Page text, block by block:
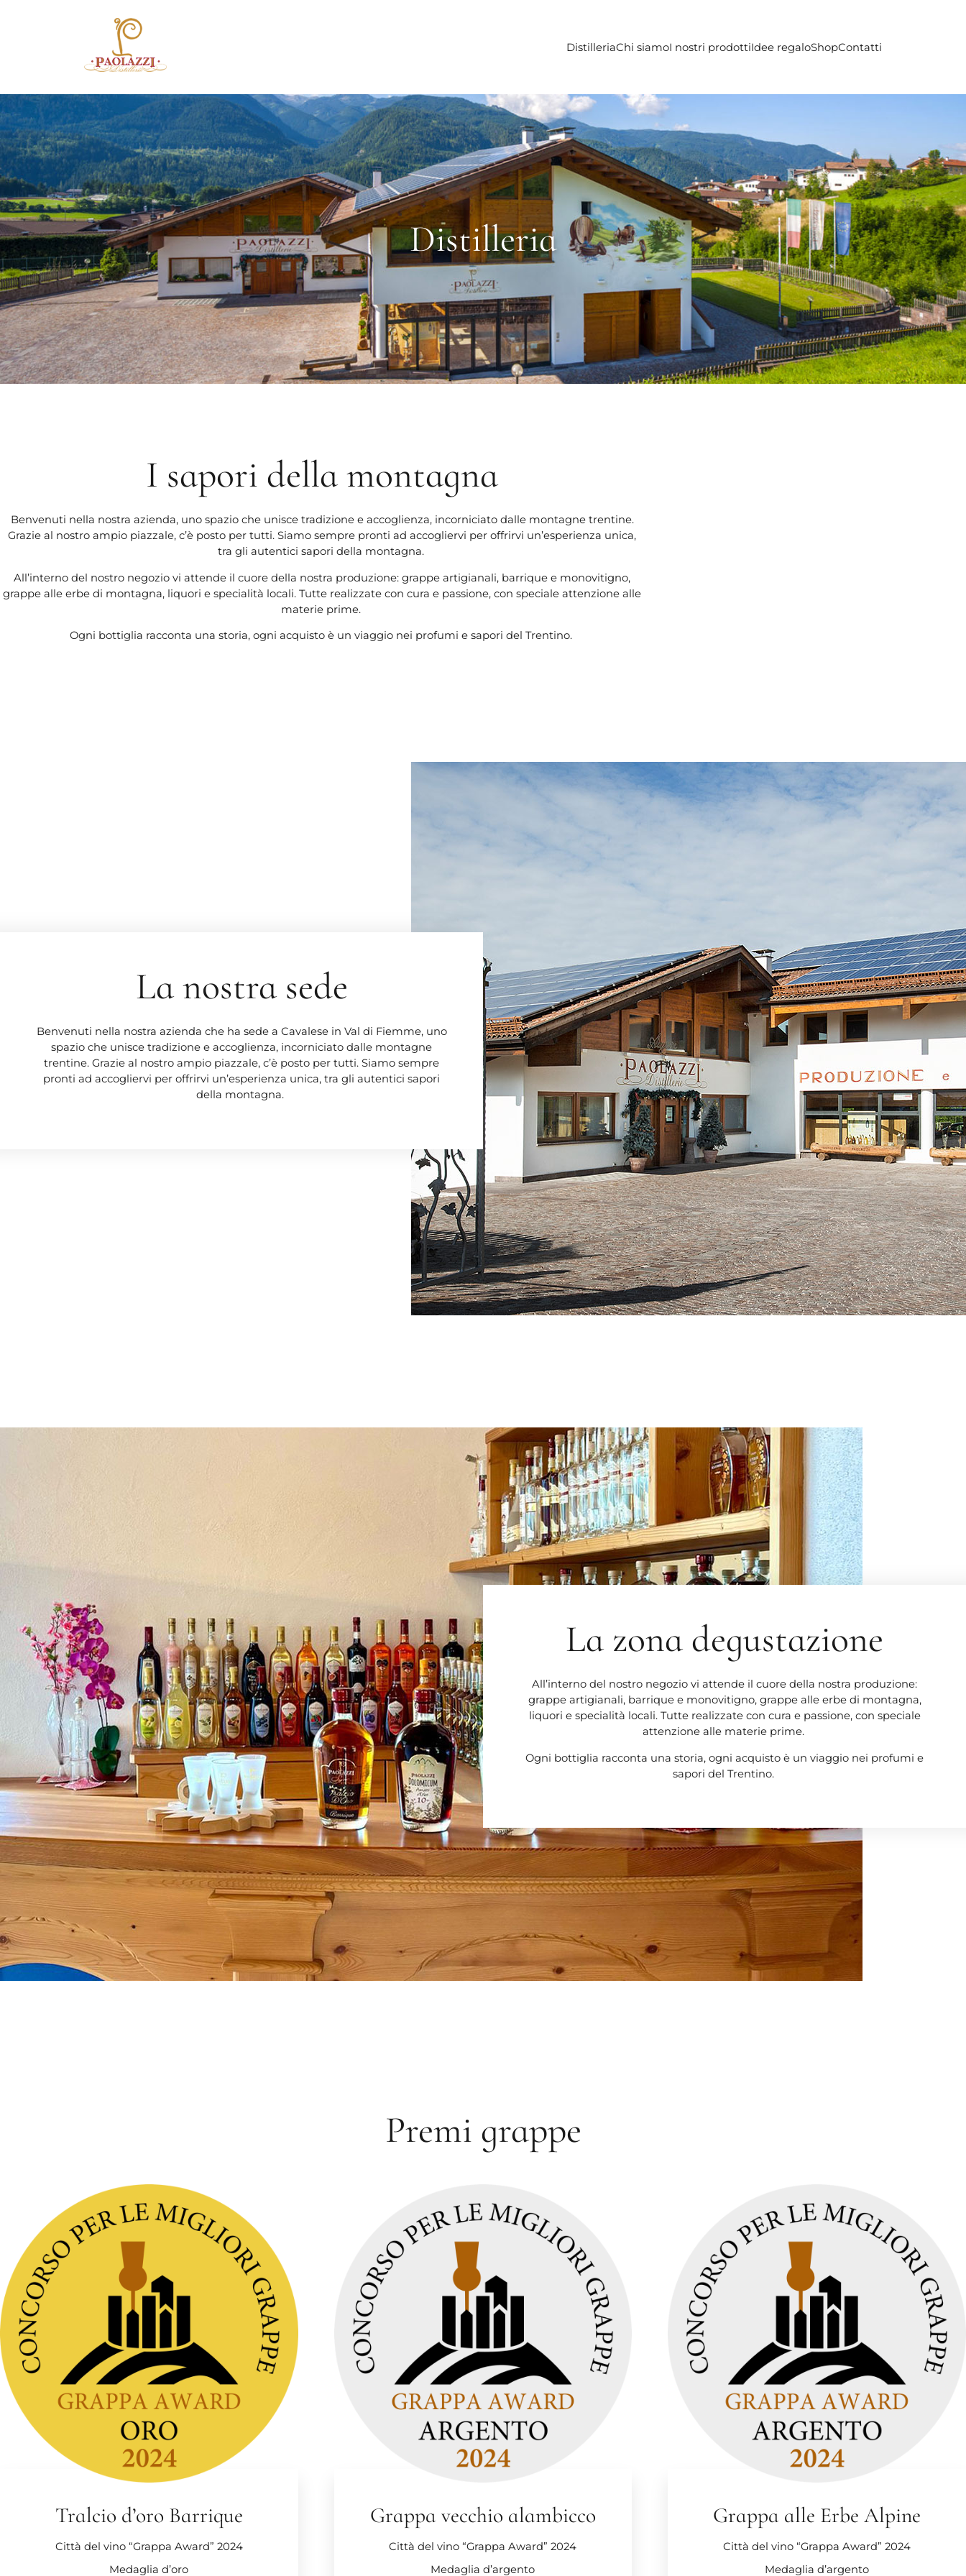
DistilleriaChi siamoI nostri prodottiIdee regaloShopContatti
Distilleria
I sapori della montagna
Benvenuti nella nostra azienda, uno spazio che unisce tradizione e accoglienza, incorniciato dalle montagne trentine.
Grazie al nostro ampio piazzale, c’è posto per tutti. Siamo sempre pronti ad accogliervi per offrirvi un’esperienza unica,
tra gli autentici sapori della montagna.
All’interno del nostro negozio vi attende il cuore della nostra produzione: grappe artigianali, barrique e monovitigno,
grappe alle erbe di montagna, liquori e specialità locali. Tutte realizzate con cura e passione, con speciale attenzione alle
materie prime.
Ogni bottiglia racconta una storia, ogni acquisto è un viaggio nei profumi e sapori del Trentino.
La nostra sede
Benvenuti nella nostra azienda che ha sede a Cavalese in Val di Fiemme, uno
spazio che unisce tradizione e accoglienza, incorniciato dalle montagne
trentine. Grazie al nostro ampio piazzale, c’è posto per tutti. Siamo sempre
pronti ad accogliervi per offrirvi un’esperienza unica, tra gli autentici sapori
della montagna.
La zona degustazione
All’interno del nostro negozio vi attende il cuore della nostra produzione:
grappe artigianali, barrique e monovitigno, grappe alle erbe di montagna,
liquori e specialità locali. Tutte realizzate con cura e passione, con speciale
attenzione alle materie prime.
Ogni bottiglia racconta una storia, ogni acquisto è un viaggio nei profumi e
sapori del Trentino.
Premi grappe
Tralcio d’oro Barrique
Città del vino “Grappa Award” 2024
Medaglia d’oro
Grappa vecchio alambicco
Città del vino “Grappa Award” 2024
Medaglia d’argento
Grappa alle Erbe Alpine
Città del vino “Grappa Award” 2024
Medaglia d’argento